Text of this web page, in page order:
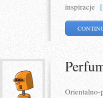
inspiracje
Orientalno-